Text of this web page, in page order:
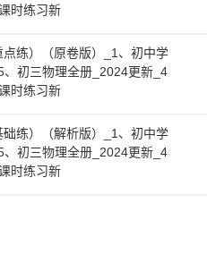
时练习新
练）（原卷版）_1、初中学
初三物理全册_2024更新_4
时练习新
练）（解析版）_1、初中学
初三物理全册_2024更新_4
时练习新